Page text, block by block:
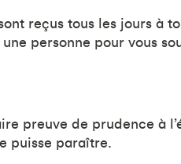
reçus tous les jours à
personne pour vous
preuve de prudence à
puisse paraître.